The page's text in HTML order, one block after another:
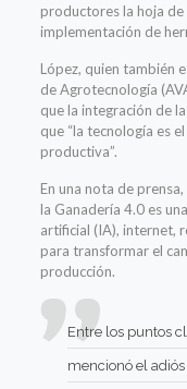
productores la hoja de
implementación de
López, quien también
de Agrotecnología
que la integración de
que “la tecnología es
productiva”.
En una nota de
la Ganadería 4.0 es
artificial (IA), internet,
para transformar el
producción.
Entre los puntos
mencionó el